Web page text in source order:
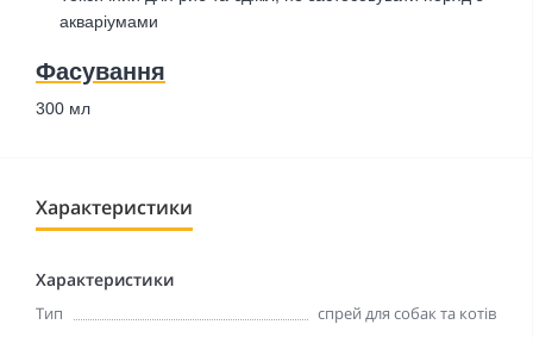
акваріумами
Фасування
300 мл
Характеристики
Характеристики
Тип спрей для собак та котів